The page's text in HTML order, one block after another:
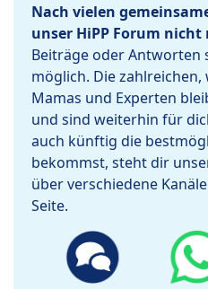
Nach vielen
unser HiPP Forum
Beiträge oder Antworten
möglich. Die
Mamas und Experten
und sind weiterhin für
auch künftig die
bekommst, steht dir
über verschiedene
Seite.